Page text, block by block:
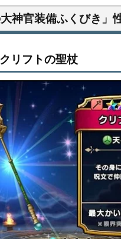
大神官装備ふくびき」
リフトの聖杖